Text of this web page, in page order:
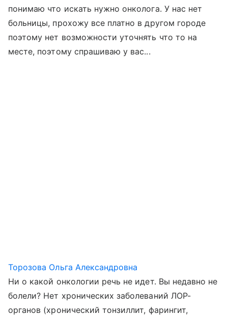
понимаю что искать нужно онколога. У нас нет
больницы, прохожу все платно в другом городе
поэтому нет возможности уточнять что то на
месте, поэтому спрашиваю у вас...
Торозова Ольга Александровна
Ни о какой онкологии речь не идет. Вы недавно не
болели? Нет хронических заболеваний ЛОР-
органов (хронический тонзиллит, фарингит,